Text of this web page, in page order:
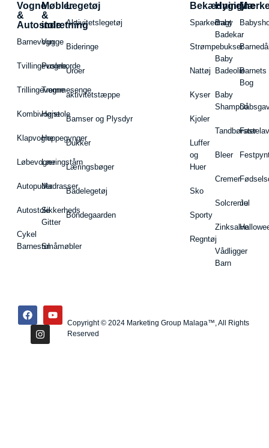
Vogne
&
Autostole
Barnevogn
Tvillingevogne
Trillingevogne
Kombivogne
Klapvogne
Løbevogne
Autopuder
Autostole
Cykel
Barnestol
Møbler
&
indretning
Vugge
Pusleborde
Tremmesenge
Højstole
Hoppegynger
Læringstårn
Madrasser
Sikkerheds
Gitter
Småmøbler
Legetøj
Aktivitetslegetøj
Bideringe
Uroer
aktivitetstæppe
Bamser og Plysdyr
Dukker
Læringsbøger
Badelegetøj
Bondegaarden
Bekædning
Sparkedragt
Strømpebukser
Nattøj
Kyser
Kjoler
Luffer
og
Huer
Sko
Sporty
Regntøj
Hygiejne
Baby
Badekar
Baby
Badeolie
Baby
Shampoo
Tandbørster
Bleer
Cremer
Solcreme
Zinksalve
Vådligger
Barn
Barnets
Bog
Jul
Copyright © 2024 Marketing Group Malaga™, All Rights
Reserved